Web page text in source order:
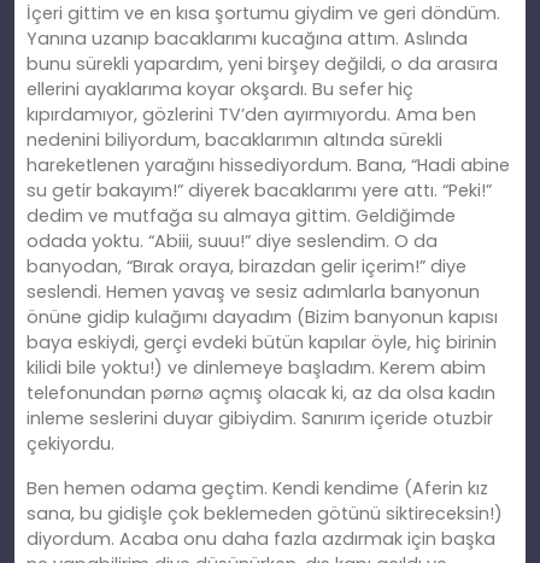
İçeri gittim ve en kısa şortumu giydim ve geri döndüm.
Yanına uzanıp bacaklarımı kucağına attım. Aslında
bunu sürekli yapardım, yeni birşey değildi, o da arasıra
ellerini ayaklarıma koyar okşardı. Bu sefer hiç
kıpırdamıyor, gözlerini TV’den ayırmıyordu. Ama ben
nedenini biliyordum, bacaklarımın altında sürekli
hareketlenen yarağını hissediyordum. Bana, “Hadi abine
su getir bakayım!” diyerek bacaklarımı yere attı. “Peki!”
dedim ve mutfağa su almaya gittim. Geldiğimde
odada yoktu. “Abiii, suuu!” diye seslendim. O da
banyodan, “Bırak oraya, birazdan gelir içerim!” diye
seslendi. Hemen yavaş ve sesiz adımlarla banyonun
önüne gidip kulağımı dayadım (Bizim banyonun kapısı
baya eskiydi, gerçi evdeki bütün kapılar öyle, hiç birinin
kilidi bile yoktu!) ve dinlemeye başladım. Kerem abim
telefonundan pørnø açmış olacak ki, az da olsa kadın
inleme seslerini duyar gibiydim. Sanırım içeride otuzbir
çekiyordu.
Ben hemen odama geçtim. Kendi kendime (Aferin kız
sana, bu gidişle çok beklemeden götünü siktireceksin!)
diyordum. Acaba onu daha fazla azdırmak için başka